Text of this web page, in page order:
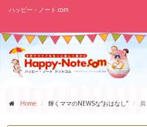
ハッピー・ノート.com
Home 輝くママのNEWSな“おはなし”